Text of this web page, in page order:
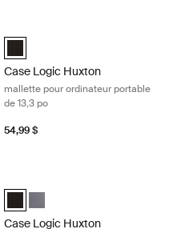
Noir (selected)
Case Logic Huxton 13.3" Laptop
Case Logic Huxton
mallette pour ordinateur portable
de 13,3 po
54,99 $
Noir (selected)
Case Logic Huxton 16" Laptop
Case Logic Huxton 16"
Case Logic Huxton